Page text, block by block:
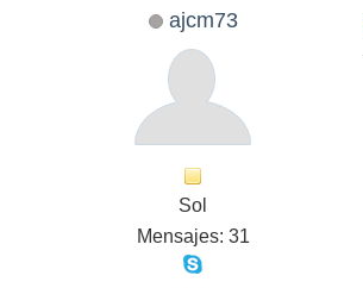
ajcm73
Sol
Mensajes: 31